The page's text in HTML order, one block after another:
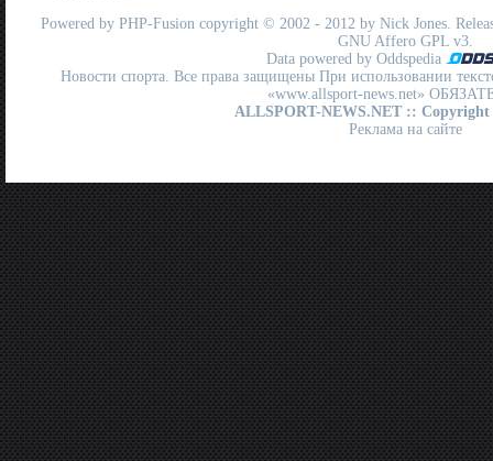
Powered by PHP-Fusion copyright © 2002 - 2012 by Nick Jones.
GNU Affero GPL v3.
Data powered by Oddspedia
Новости спорта. Все права защищены При использовании
«www.allsport-news.net»
ALLSPORT-NEWS.NET :: Copyright
Реклама на сайте